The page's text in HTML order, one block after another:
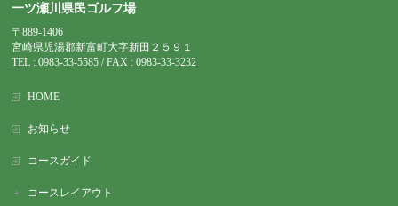
一ツ瀬川県民ゴルフ場
〒889-1406
宮崎県児湯郡新富町大字新田２５９１
TEL : 0983-33-5585 / FAX : 0983-33-3232
HOME
お知らせ
コースガイド
コースレイアウト